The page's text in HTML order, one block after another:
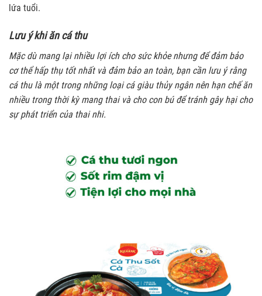
lứa tuổi.
Lưu ý khi ăn cá thu
Mặc dù mang lại nhiều lợi ích cho sức khỏe nhưng để đảm bảo
cơ thể hấp thụ tốt nhất và đảm bảo an toàn, bạn cần lưu ý rằng
cá thu là một trong những loại cá giàu thủy ngân nên hạn chế ăn
nhiều trong thời kỳ mang thai và cho con bú để tránh gây hại cho
sự phát triển của thai nhi.